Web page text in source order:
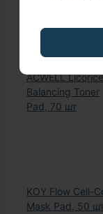
ACWELL
Balancing Toner
Pad, 70 шт
KOY Flow Cell-
Mask Pad, 50